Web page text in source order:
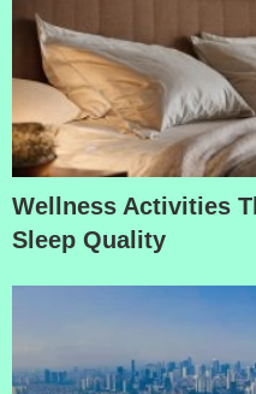
Wellness Activities
Sleep Quality